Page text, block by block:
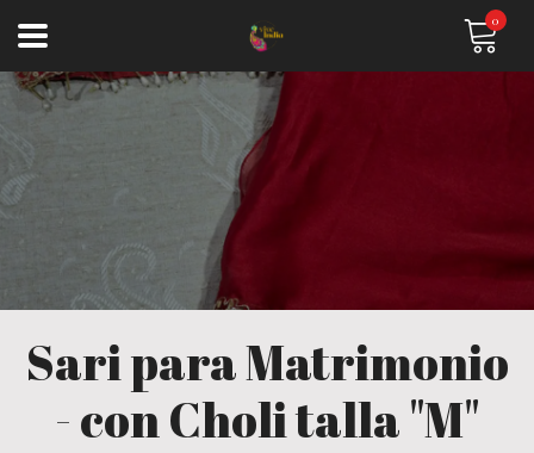
0
Sari para Matrimonio
- con Choli talla "M"